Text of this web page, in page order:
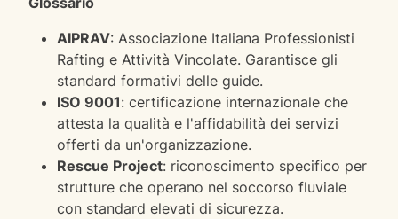
AIPRAV: Associazione Italiana Professionisti
Rafting e Attività Vincolate. Garantisce gli
standard formativi delle guide.
ISO 9001: certificazione internazionale che
attesta la qualità e l'affidabilità dei servizi
offerti da un'organizzazione.
Rescue Project: riconoscimento specifico per
strutture che operano nel soccorso fluviale
con standard elevati di sicurezza.